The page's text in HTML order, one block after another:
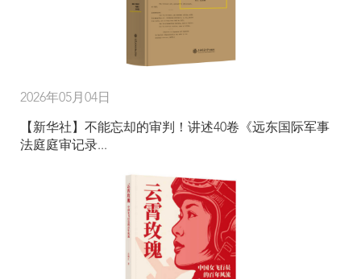
2026年05月04日
【新华社】不能忘却的审判！讲述40卷《远东国际军事
法庭庭审记录...